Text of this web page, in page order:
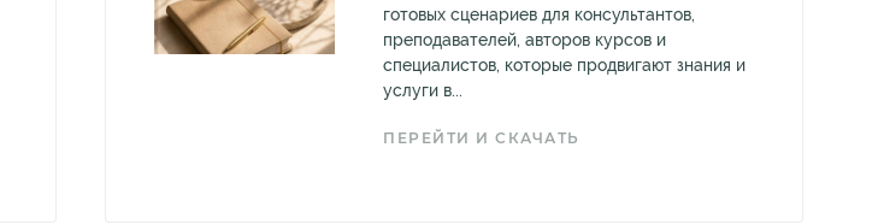
готовых сценариев для консультантов,
преподавателей, авторов курсов и
специалистов, которые продвигают знания и
услуги в...
ПЕРЕЙТИ И СКАЧАТЬ